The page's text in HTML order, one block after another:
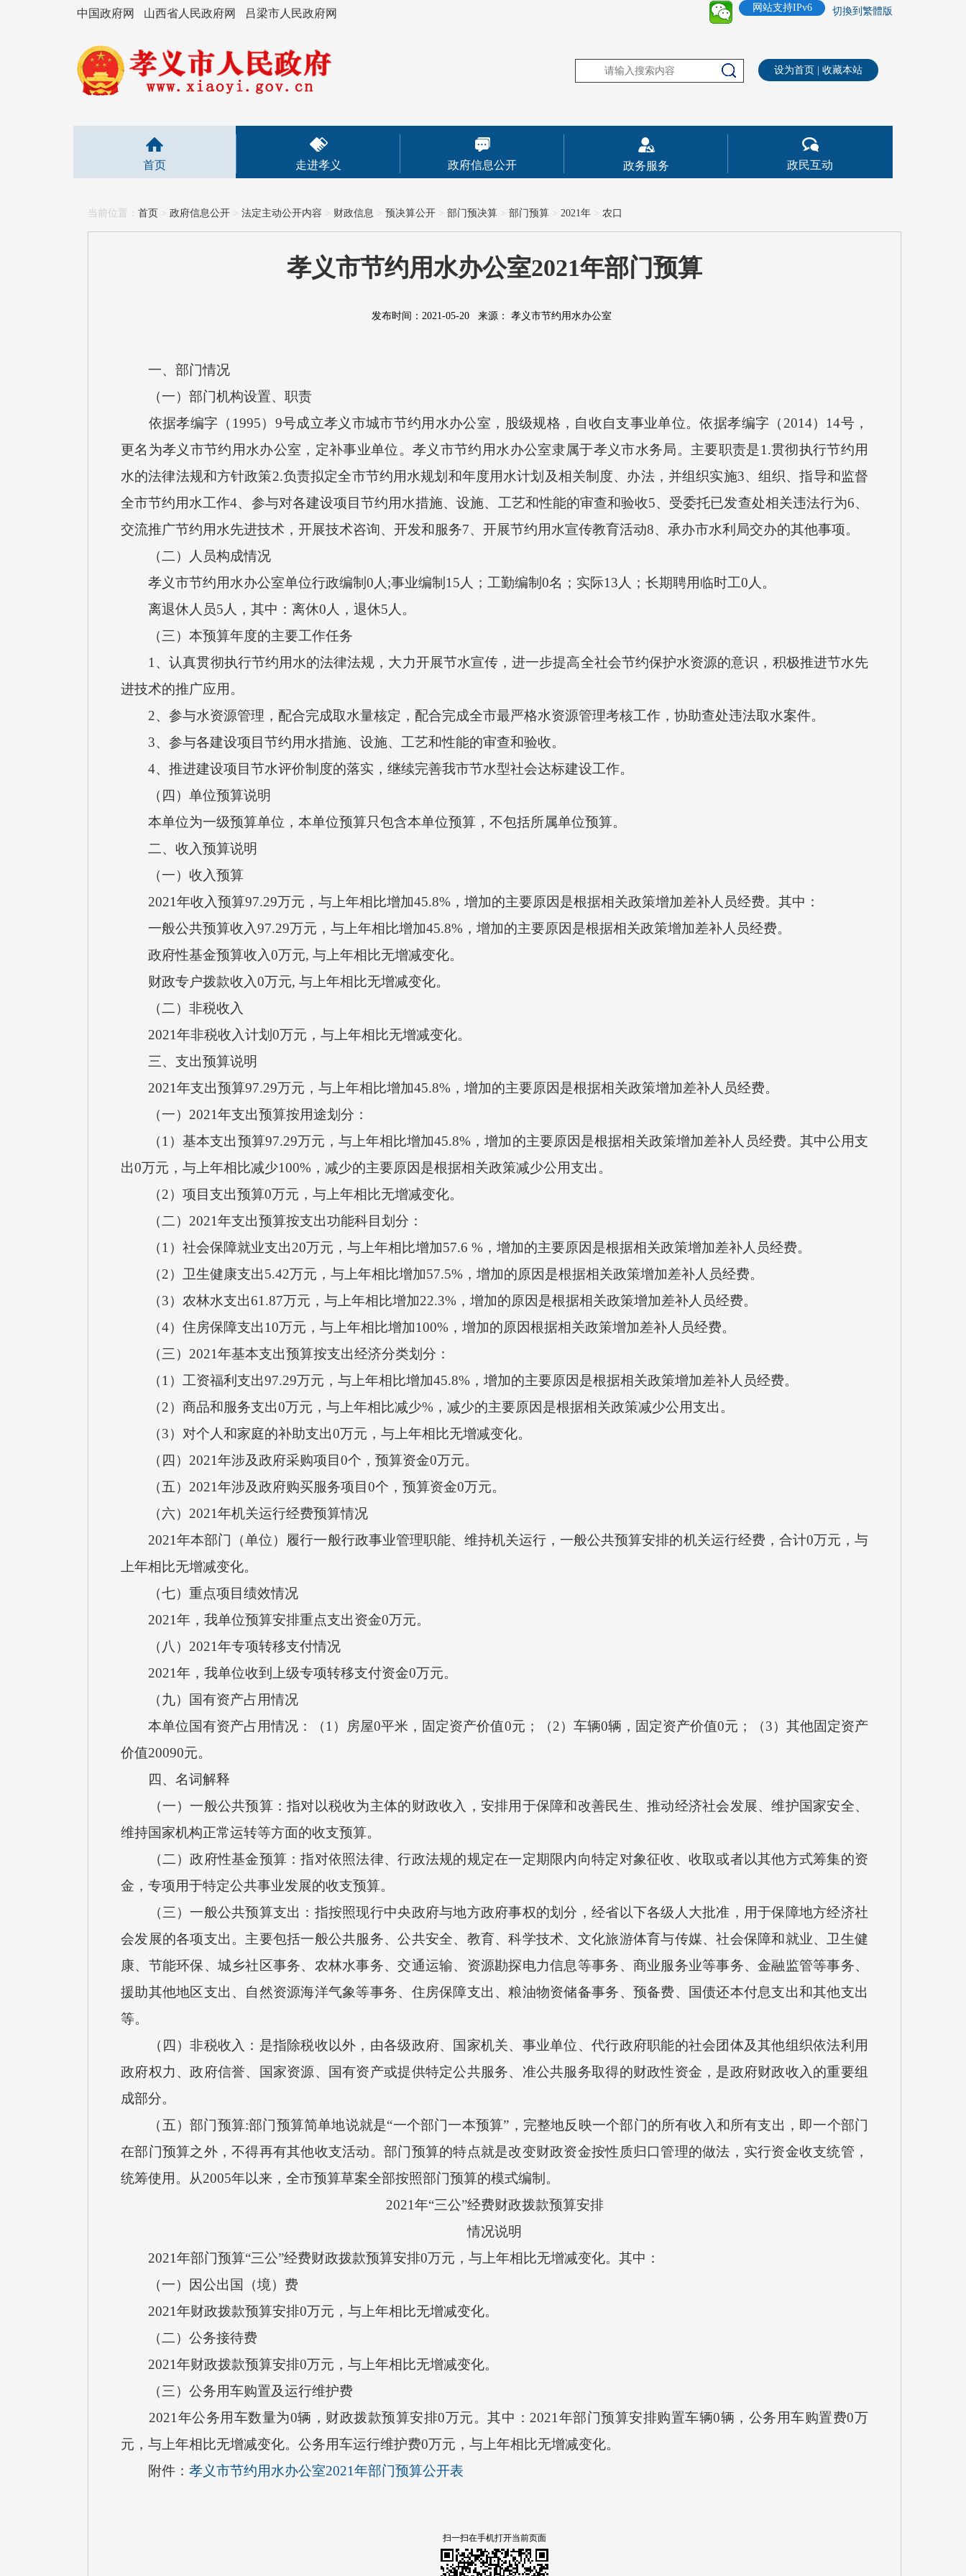
中国政府网 山西省人民政府网 吕梁市人民政府网 切換到繁體版
网站支持IPv6
设为首页 收藏本站
首页 走进孝义 政府信息公开 政务服务 政民互动
当前位置： 首页 > 政府信息公开 > 法定主动公开内容 > 财政信息 > 预决算公开 > 部门预决算 > 部门预算 > 2021年 > 农口
孝义市节约用水办公室2021年部门预算
发布时间：2021-05-20 来源： 孝义市节约用水办公室
一、部门情况
（一）部门机构设置、职责
依据孝编字（1995）9号成立孝义市城市节约用水办公室，股级规格，自收自支事业单位。依据孝编字（2014）14号，
更名为孝义市节约用水办公室，定补事业单位。孝义市节约用水办公室隶属于孝义市水务局。主要职责是1.贯彻执行节约用
水的法律法规和方针政策2.负责拟定全市节约用水规划和年度用水计划及相关制度、办法，并组织实施3、组织、指导和监督
全市节约用水工作4、参与对各建设项目节约用水措施、设施、工艺和性能的审查和验收5、受委托已发查处相关违法行为6、
交流推广节约用水先进技术，开展技术咨询、开发和服务7、开展节约用水宣传教育活动8、承办市水利局交办的其他事项。
（二）人员构成情况
孝义市节约用水办公室单位行政编制0人;事业编制15人；工勤编制0名；实际13人；长期聘用临时工0人。
离退休人员5人，其中：离休0人，退休5人。
（三）本预算年度的主要工作任务
1、认真贯彻执行节约用水的法律法规，大力开展节水宣传，进一步提高全社会节约保护水资源的意识，积极推进节水先
进技术的推广应用。
2、参与水资源管理，配合完成取水量核定，配合完成全市最严格水资源管理考核工作，协助查处违法取水案件。
3、参与各建设项目节约用水措施、设施、工艺和性能的审查和验收。
4、推进建设项目节水评价制度的落实，继续完善我市节水型社会达标建设工作。
（四）单位预算说明
本单位为一级预算单位，本单位预算只包含本单位预算，不包括所属单位预算。
二、收入预算说明
（一）收入预算
2021年收入预算97.29万元，与上年相比增加45.8%，增加的主要原因是根据相关政策增加差补人员经费。其中：
一般公共预算收入97.29万元，与上年相比增加45.8%，增加的主要原因是根据相关政策增加差补人员经费。
政府性基金预算收入0万元, 与上年相比无增减变化。
财政专户拨款收入0万元, 与上年相比无增减变化。
（二）非税收入
2021年非税收入计划0万元，与上年相比无增减变化。
三、支出预算说明
2021年支出预算97.29万元，与上年相比增加45.8%，增加的主要原因是根据相关政策增加差补人员经费。
（一）2021年支出预算按用途划分：
（1）基本支出预算97.29万元，与上年相比增加45.8%，增加的主要原因是根据相关政策增加差补人员经费。其中公用支
出0万元，与上年相比减少100%，减少的主要原因是根据相关政策减少公用支出。
（2）项目支出预算0万元，与上年相比无增减变化。
（二）2021年支出预算按支出功能科目划分：
（1）社会保障就业支出20万元，与上年相比增加57.6 %，增加的主要原因是根据相关政策增加差补人员经费。
（2）卫生健康支出5.42万元，与上年相比增加57.5%，增加的原因是根据相关政策增加差补人员经费。
（3）农林水支出61.87万元，与上年相比增加22.3%，增加的原因是根据相关政策增加差补人员经费。
（4）住房保障支出10万元，与上年相比增加100%，增加的原因根据相关政策增加差补人员经费。
（三）2021年基本支出预算按支出经济分类划分：
（1）工资福利支出97.29万元，与上年相比增加45.8%，增加的主要原因是根据相关政策增加差补人员经费。
（2）商品和服务支出0万元，与上年相比减少%，减少的主要原因是根据相关政策减少公用支出。
（3）对个人和家庭的补助支出0万元，与上年相比无增减变化。
（四）2021年涉及政府采购项目0个，预算资金0万元。
（五）2021年涉及政府购买服务项目0个，预算资金0万元。
（六）2021年机关运行经费预算情况
2021年本部门（单位）履行一般行政事业管理职能、维持机关运行，一般公共预算安排的机关运行经费，合计0万元，与
上年相比无增减变化。
（七）重点项目绩效情况
2021年，我单位预算安排重点支出资金0万元。
（八）2021年专项转移支付情况
2021年，我单位收到上级专项转移支付资金0万元。
（九）国有资产占用情况
本单位国有资产占用情况：（1）房屋0平米，固定资产价值0元；（2）车辆0辆，固定资产价值0元；（3）其他固定资产
价值20090元。
四、名词解释
（一）一般公共预算：指对以税收为主体的财政收入，安排用于保障和改善民生、推动经济社会发展、维护国家安全、
维持国家机构正常运转等方面的收支预算。
（二）政府性基金预算：指对依照法律、行政法规的规定在一定期限内向特定对象征收、收取或者以其他方式筹集的资
金，专项用于特定公共事业发展的收支预算。
（三）一般公共预算支出：指按照现行中央政府与地方政府事权的划分，经省以下各级人大批准，用于保障地方经济社
会发展的各项支出。主要包括一般公共服务、公共安全、教育、科学技术、文化旅游体育与传媒、社会保障和就业、卫生健
康、节能环保、城乡社区事务、农林水事务、交通运输、资源勘探电力信息等事务、商业服务业等事务、金融监管等事务、
援助其他地区支出、自然资源海洋气象等事务、住房保障支出、粮油物资储备事务、预备费、国债还本付息支出和其他支出
等。
（四）非税收入：是指除税收以外，由各级政府、国家机关、事业单位、代行政府职能的社会团体及其他组织依法利用
政府权力、政府信誉、国家资源、国有资产或提供特定公共服务、准公共服务取得的财政性资金，是政府财政收入的重要组
成部分。
（五）部门预算:部门预算简单地说就是“一个部门一本预算”，完整地反映一个部门的所有收入和所有支出，即一个部门
在部门预算之外，不得再有其他收支活动。部门预算的特点就是改变财政资金按性质归口管理的做法，实行资金收支统管，
统筹使用。从2005年以来，全市预算草案全部按照部门预算的模式编制。
2021年“三公”经费财政拨款预算安排
情况说明
2021年部门预算“三公”经费财政拨款预算安排0万元，与上年相比无增减变化。其中：
（一）因公出国（境）费
2021年财政拨款预算安排0万元，与上年相比无增减变化。
（二）公务接待费
2021年财政拨款预算安排0万元，与上年相比无增减变化。
（三）公务用车购置及运行维护费
2021年公务用车数量为0辆，财政拨款预算安排0万元。其中：2021年部门预算安排购置车辆0辆，公务用车购置费0万
元，与上年相比无增减变化。公务用车运行维护费0万元，与上年相比无增减变化。
附件： 孝义市节约用水办公室2021年部门预算公开表
扫一扫在手机打开当前页面